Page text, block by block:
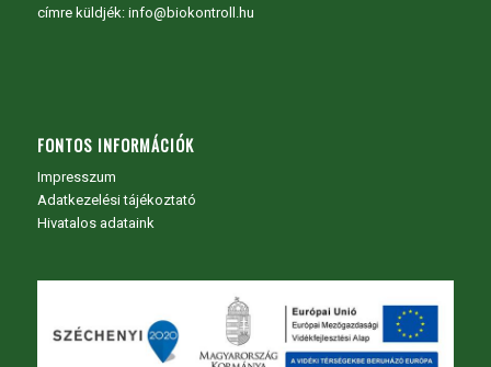
címre küldjék: info@biokontroll.hu
FONTOS INFORMÁCIÓK
Impresszum
Adatkezelési tájékoztató
Hivatalos adataink